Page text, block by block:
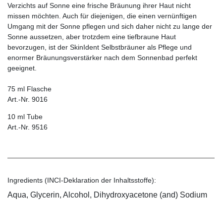
Verzichts auf Sonne eine frische Bräunung ihrer Haut nicht
missen möchten. Auch für diejenigen, die einen vernünftigen
Umgang mit der Sonne pflegen und sich daher nicht zu lange der
Sonne aussetzen, aber trotzdem eine tiefbraune Haut
bevorzugen, ist der SkinIdent Selbstbräuner als Pflege und
enormer Bräunungsverstärker nach dem Sonnenbad perfekt
geeignet.
75 ml Flasche
Art.-Nr. 9016
10 ml Tube
Art.-Nr. 9516
Ingredients (INCI-Deklaration der Inhaltsstoffe):
Aqua, Glycerin, Alcohol, Dihydroxyacetone (and) Sodium